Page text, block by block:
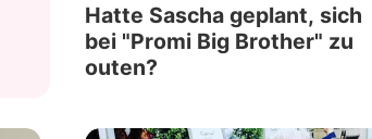
Hatte Sascha geplant, sich
bei "Promi Big Brother" zu
outen?